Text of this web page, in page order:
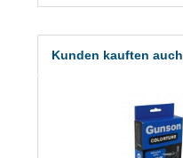
Kunden kauften auch